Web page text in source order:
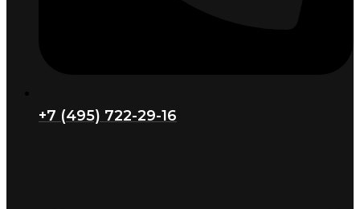
+7 (495) 722-29-16